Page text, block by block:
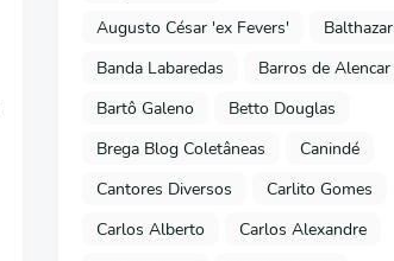
Augusto César 'ex Fevers'
Balthazar
Banda Labaredas
Barros de Alencar
Bartô Galeno
Betto Douglas
Brega Blog Coletâneas
Canindé
Cantores Diversos
Carlito Gomes
Carlos Alberto
Carlos Alexandre